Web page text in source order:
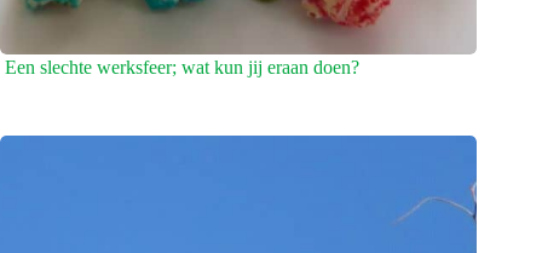
Een slechte werksfeer; wat kun jij eraan doen?